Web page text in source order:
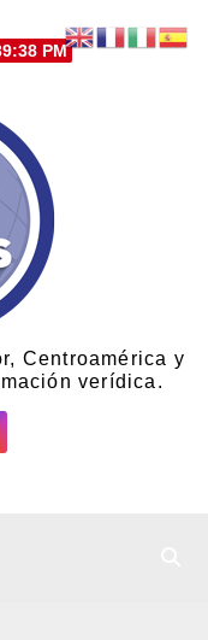
PM
Centroamérica y
verídica.